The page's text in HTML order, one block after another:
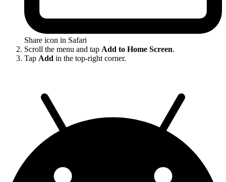
Share icon in Safari
Scroll the menu and tap Add to Home Screen.
Tap Add in the top-right corner.